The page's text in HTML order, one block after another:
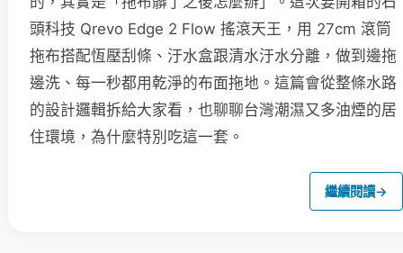
頭科技 Qrevo Edge 2 Flow 搖滾天王，用 27cm 滾筒
拖布搭配恆壓刮條、汙水盒跟清水汙水分離，做到邊拖
邊洗、每一秒都用乾淨的布面拖地。這篇會從整條水路
的設計邏輯拆給大家看，也聊聊台灣潮濕又多油煙的居
住環境，為什麼特別吃這一套。
繼續閱讀→